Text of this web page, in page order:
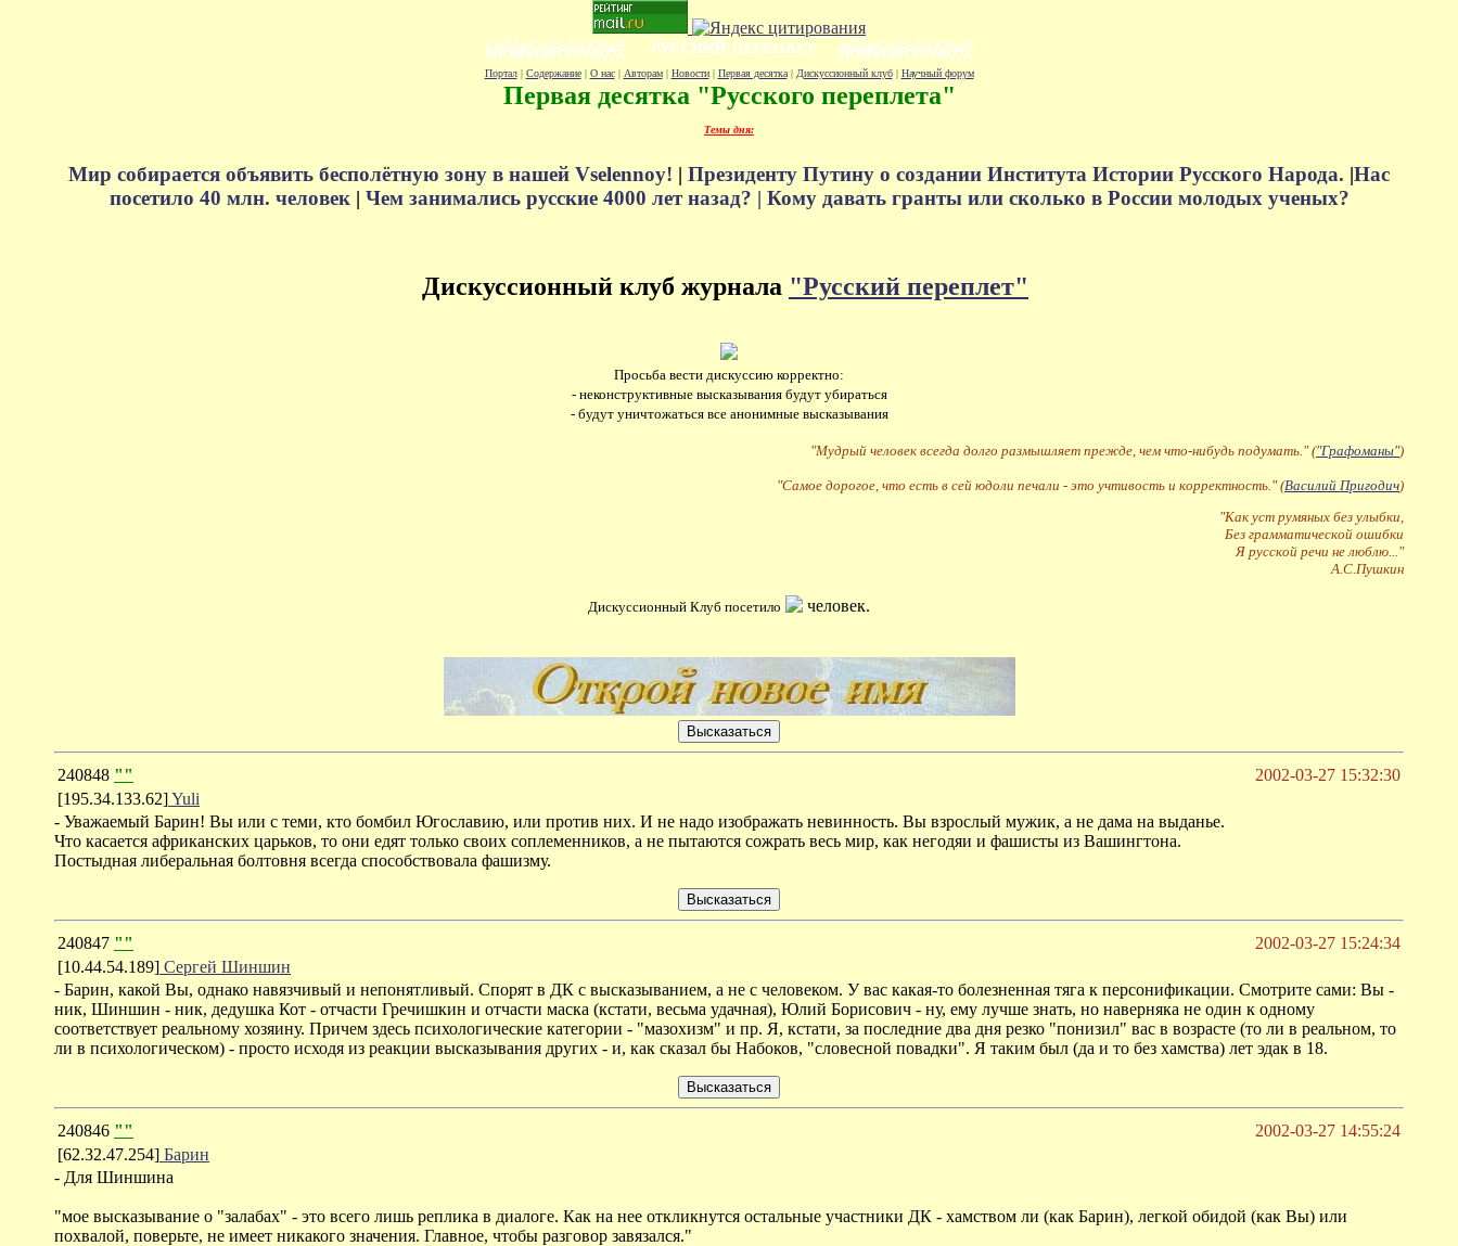
Портал| Содержание| О нас| Авторам| Новости| Первая десятка| Дискуссионный клуб| Научный форум
Первая десятка "Русского переплета"
Темы дня:
Мир собирается объявить бесполётную зону в нашей Vselennoy! | Президенту Путину о создании Института Истории Русского Народа. |Нас
посетило 40 млн. человек| Чем занимались русские 4000 лет назад? | Кому давать гранты или сколько в России молодых ученых?
Дискуссионный клуб журнала "Русский переплет"
Просьба вести дискуссию корректно:
- неконструктивные высказывания будут убираться
- будут уничтожаться все анонимные высказывания
"Мудрый человек всегда долго размышляет прежде, чем что-нибудь подумать." ("Графоманы")
"Самое дорогое, что есть в сей юдоли печали - это учтивость и корректность." (Василий Пригодич)
"Как уст румяных без улыбки,
Без грамматической ошибки
Я русской речи не люблю..."
А.С.Пушкин
Дискуссионный Клуб посетило человек.
240848 ""
2002-03-27 15:32:30
[195.34.133.62]Yuli
- Уважаемый Барин! Вы или с теми, кто бомбил Югославию, или против них. И не надо изображать невинность. Вы взрослый мужик, а не дама на выданье.
Что касается африканских царьков, то они едят только своих соплеменников, а не пытаются сожрать весь мир, как негодяи и фашисты из Вашингтона.
Постыдная либеральная болтовня всегда способствовала фашизму.
240847 ""
2002-03-27 15:24:34
[10.44.54.189] Сергей Шиншин
- Барин, какой Вы, однако навязчивый и непонятливый. Спорят в ДК с высказыванием, а не с человеком. У вас какая-то болезненная тяга к персонификации. Смотрите сами: Вы -
ник, Шиншин - ник, дедушка Кот - отчасти Гречишкин и отчасти маска (кстати, весьма удачная), Юлий Борисович - ну, ему лучше знать, но наверняка не один к одному
соответствует реальному хозяину. Причем здесь психологические категории - "мазохизм" и пр. Я, кстати, за последние два дня резко "понизил" вас в возрасте (то ли в реальном, то
ли в психологическом) - просто исходя из реакции высказывания других - и, как сказал бы Набоков, "словесной повадки". Я таким был (да и то без хамства) лет эдак в 18.
240846 ""
2002-03-27 14:55:24
[62.32.47.254] Барин
- Для Шиншина
"мое высказывание о "залабах" - это всего лишь реплика в диалоге. Как на нее откликнутся остальные участники ДК - хамством ли (как Барин), легкой обидой (как Вы) или
похвалой, поверьте, не имеет никакого значения. Главное, чтобы разговор завязался."